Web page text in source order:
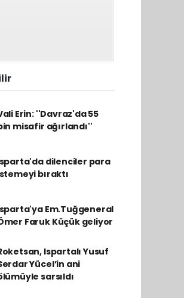
Erin: ''Davraz'da 55
misafir ağırlandı''
dilenciler para
bıraktı
Em.Tuğgeneral
Faruk Küçük geliyor
Ispartalı Yusuf
Yücel’in ani
sarsıldı